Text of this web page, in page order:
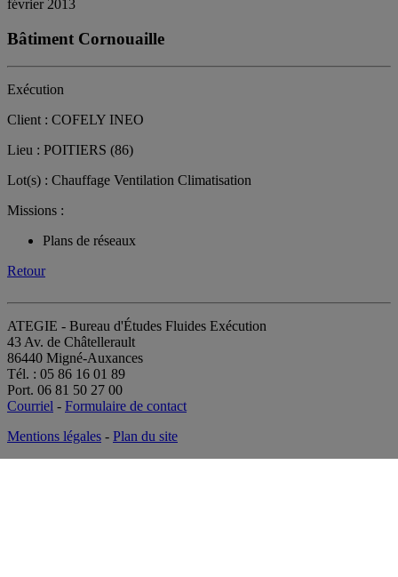
février 2013
Bâtiment Cornouaille
Exécution
Client : COFELY INEO
Lieu : POITIERS (86)
Lot(s) : Chauffage Ventilation Climatisation
Missions :
Plans de réseaux
Retour
ATEGIE - Bureau d'Études Fluides Exécution
43 Av. de Châtellerault
86440 Migné-Auxances
Tél. : 05 86 16 01 89
Port. 06 81 50 27 00
Courriel - Formulaire de contact
Mentions légales - Plan du site